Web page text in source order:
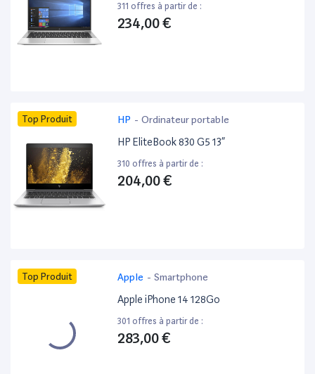
311 offres à partir de :
234,00 €
Top Produit HP - Ordinateur portable
HP EliteBook 830 G5 13”
310 offres à partir de :
204,00 €
Top Produit Apple - Smartphone
Apple iPhone 14 128Go
301 offres à partir de :
283,00 €